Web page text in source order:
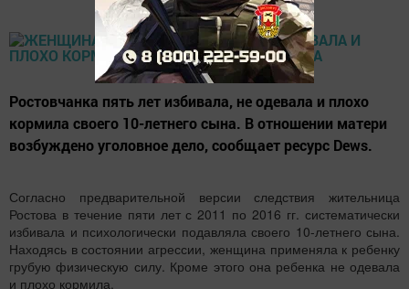
Ростовчанка пять лет избивала, не одевала и плохо
кормила своего 10-летнего сына. В отношении матери
возбуждено уголовное дело, сообщает ресурс Dews.
Согласно предварительной версии следствия жительница
Ростова в течение пяти лет с 2011 по 2016 гг. систематически
избивала и психологически подавляла своего 10-летнего сына.
Находясь в состоянии агрессии, женщина применяла к ребенку
грубую физическую силу. Кроме этого она ребенка не одевала
и плохо кормила.